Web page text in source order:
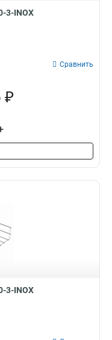
3-INOX
Сравнить
₽
3-INOX